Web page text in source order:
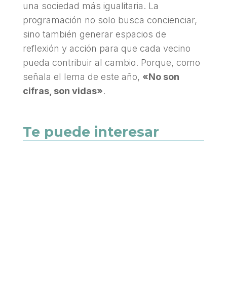
una sociedad más igualitaria. La
programación no solo busca concienciar,
sino también generar espacios de
reflexión y acción para que cada vecino
pueda contribuir al cambio. Porque, como
señala el lema de este año, «No son
cifras, son vidas».
Te puede interesar